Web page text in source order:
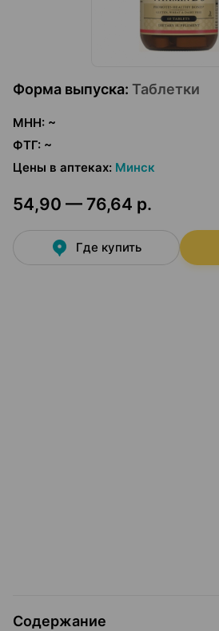
Форма выпуска: Таблетки
МНН: ~
ФТГ: ~
Цены в аптеках: Минск
54,90 — 76,64 р.
Где купить
Содержание